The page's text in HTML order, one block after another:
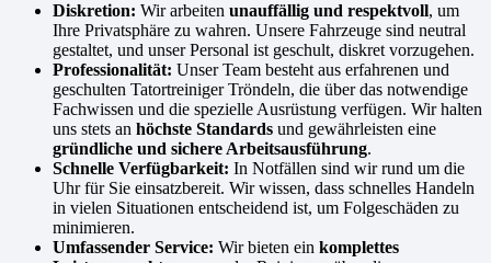
Diskretion: Wir arbeiten unauffällig und respektvoll, um
Ihre Privatsphäre zu wahren. Unsere Fahrzeuge sind neutral
gestaltet, und unser Personal ist geschult, diskret vorzugehen.
Professionalität: Unser Team besteht aus erfahrenen und
geschulten Tatortreiniger Tröndeln, die über das notwendige
Fachwissen und die spezielle Ausrüstung verfügen. Wir halten
uns stets an höchste Standards und gewährleisten eine
gründliche und sichere Arbeitsausführung.
Schnelle Verfügbarkeit: In Notfällen sind wir rund um die
Uhr für Sie einsatzbereit. Wir wissen, dass schnelles Handeln
in vielen Situationen entscheidend ist, um Folgeschäden zu
minimieren.
Umfassender Service: Wir bieten ein komplettes